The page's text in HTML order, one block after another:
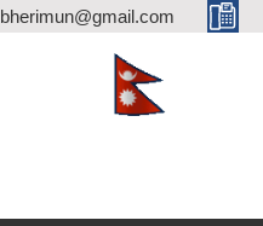
bherimun@gmail.com